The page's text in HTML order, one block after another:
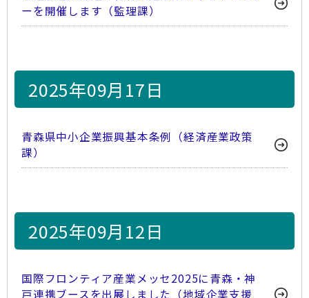
ーを開催します（監理課）
2025年09月17日
青森県中小企業振興基本条例（経済産業政策
課）
2025年09月12日
国際フロンティア産業メッセ2025に青森・神
戸連携ブースを出展しました（地域企業支援